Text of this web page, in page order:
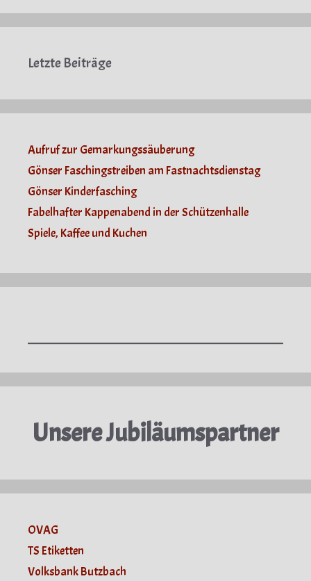
Letzte Beiträge
Aufruf zur Gemarkungssäuberung
Gönser Faschingstreiben am Fastnachtsdienstag
Gönser Kinderfasching
Fabelhafter Kappenabend in der Schützenhalle
Spiele, Kaffee und Kuchen
Unsere Jubiläumspartner
OVAG
TS Etiketten
Volksbank Butzbach